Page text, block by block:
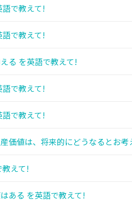
で教えて!
で教えて!
る を英語で教えて!
で教えて!
で教えて!
価値は、将来的にどうなるとお
教えて!
ある を英語で教えて!